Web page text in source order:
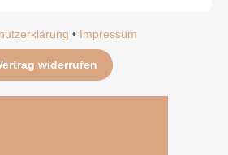
• Impressum
widerrufen